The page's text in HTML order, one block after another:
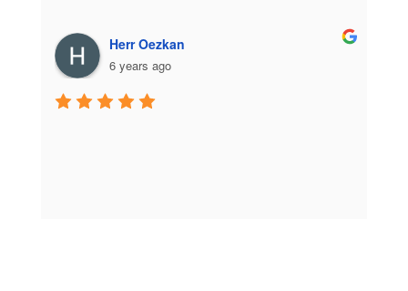
Herr Oezkan
6 years ago